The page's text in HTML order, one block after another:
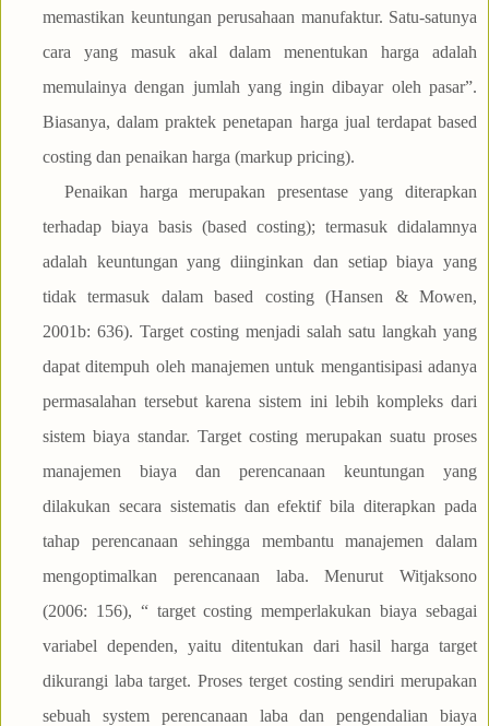
memastikan keuntungan perusahaan manufaktur. Satu-satunya
cara yang masuk akal dalam menentukan harga adalah
memulainya dengan jumlah yang ingin dibayar oleh pasar”.
Biasanya, dalam praktek penetapan harga jual terdapat based
costing dan penaikan harga (markup pricing).
Penaikan harga merupakan presentase yang diterapkan
terhadap biaya basis (based costing); termasuk didalamnya
adalah keuntungan yang diinginkan dan setiap biaya yang
tidak termasuk dalam based costing (Hansen & Mowen,
2001b: 636). Target costing menjadi salah satu langkah yang
dapat ditempuh oleh manajemen untuk mengantisipasi adanya
permasalahan tersebut karena sistem ini lebih kompleks dari
sistem biaya standar. Target costing merupakan suatu proses
manajemen biaya dan perencanaan keuntungan yang
dilakukan secara sistematis dan efektif bila diterapkan pada
tahap perencanaan sehingga membantu manajemen dalam
mengoptimalkan perencanaan laba. Menurut Witjaksono
(2006: 156), “ target costing memperlakukan biaya sebagai
variabel dependen, yaitu ditentukan dari hasil harga target
dikurangi laba target. Proses terget costing sendiri merupakan
sebuah system perencanaan laba dan pengendalian biaya